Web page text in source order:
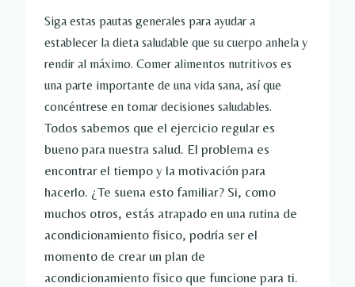
Siga estas pautas generales para ayudar a
establecer la dieta saludable que su cuerpo anhela y
rendir al máximo. Comer alimentos nutritivos es
una parte importante de una vida sana, así que
concéntrese en tomar decisiones saludables.
Todos sabemos que el ejercicio regular es
bueno para nuestra salud. El problema es
encontrar el tiempo y la motivación para
hacerlo. ¿Te suena esto familiar? Si, como
muchos otros, estás atrapado en una rutina de
acondicionamiento físico, podría ser el
momento de crear un plan de
acondicionamiento físico que funcione para ti.